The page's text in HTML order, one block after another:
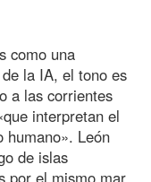
como una
la IA, el tono es
a las corrientes
interpretan el
humano». León
de islas
por el mismo mar